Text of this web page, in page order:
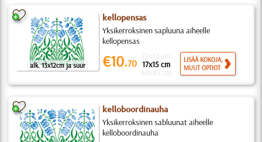
alk. 13x12cm ja suur
kellopensas
Yksikerroksinen sapluuna aiheelle
kellopensas
€10.70 17x15 cm
LISÄÄ KOKOJA,
MUUT OPTIOT
kelloboordinauha
Yksikerroksinen sabluunat aiheelle
kelloboordinauha